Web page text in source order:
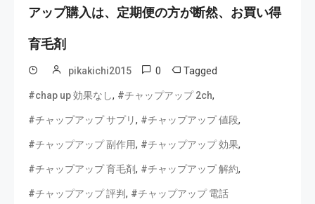
アップ購入は、定期便の方が断然、お買い得
育毛剤
pikakichi2015 0 Tagged
#chap up 効果なし, #チャップアップ 2ch,
#チャップアップ サプリ, #チャップアップ 値段,
#チャップアップ 副作用, #チャップアップ 効果,
#チャップアップ 育毛剤, #チャップアップ 解約,
#チャップアップ 評判, #チャップアップ 電話